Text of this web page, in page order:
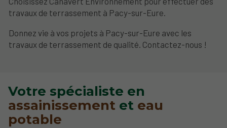
travaux de terrassement à Pacy-sur-Eure.
Donnez vie à vos projets à Pacy-sur-Eure avec les
travaux de terrassement de qualité. Contactez-nous !
Votre spécialiste en
assainissement et eau
potable